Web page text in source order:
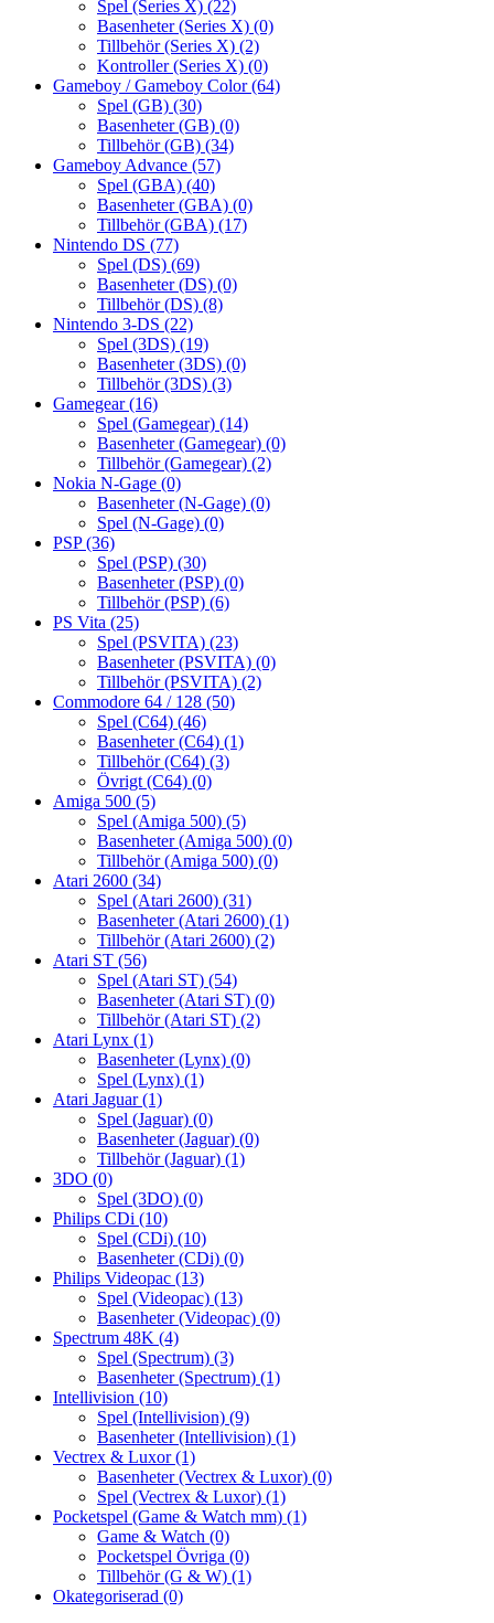
Spel (Series X) (22)
Basenheter (Series X) (0)
Tillbehör (Series X) (2)
Kontroller (Series X) (0)
Gameboy / Gameboy Color(64)
Spel (GB) (30)
Basenheter (GB) (0)
Tillbehör (GB) (34)
Gameboy Advance (57)
Spel (GBA) (40)
Basenheter (GBA) (0)
Tillbehör (GBA) (17)
Nintendo DS (77)
Spel (DS) (69)
Basenheter (DS) (0)
Tillbehör (DS) (8)
Nintendo 3-DS (22)
Spel (3DS) (19)
Basenheter (3DS) (0)
Tillbehör (3DS) (3)
Gamegear(16)
Spel (Gamegear) (14)
Basenheter (Gamegear) (0)
Tillbehör (Gamegear) (2)
Nokia N-Gage (0)
Basenheter (N-Gage) (0)
Spel (N-Gage) (0)
PSP(36)
Spel (PSP) (30)
Basenheter (PSP) (0)
Tillbehör (PSP) (6)
PS Vita (25)
Spel (PSVITA) (23)
Basenheter (PSVITA) (0)
Tillbehör (PSVITA) (2)
Commodore 64 / 128 (50)
Spel (C64) (46)
Basenheter (C64) (1)
Tillbehör (C64) (3)
Övrigt (C64) (0)
Amiga 500 (5)
Spel (Amiga 500) (5)
Basenheter (Amiga 500) (0)
Tillbehör (Amiga 500) (0)
Atari 2600 (34)
Spel (Atari 2600) (31)
Basenheter (Atari 2600) (1)
Tillbehör (Atari 2600) (2)
Atari ST (56)
Spel (Atari ST) (54)
Basenheter (Atari ST) (0)
Tillbehör (Atari ST) (2)
Atari Lynx (1)
Basenheter (Lynx) (0)
Spel (Lynx) (1)
Atari Jaguar(1)
Spel (Jaguar) (0)
Basenheter (Jaguar) (0)
Tillbehör (Jaguar) (1)
3DO (0)
Spel (3DO) (0)
Philips CDi (10)
Spel (CDi) (10)
Basenheter (CDi) (0)
Philips Videopac (13)
Spel (Videopac) (13)
Basenheter (Videopac) (0)
Spectrum 48K (4)
Spel (Spectrum) (3)
Basenheter (Spectrum) (1)
Intellivision (10)
Spel (Intellivision) (9)
Basenheter (Intellivision) (1)
Vectrex & Luxor(1)
Basenheter (Vectrex & Luxor) (0)
Spel (Vectrex & Luxor) (1)
Pocketspel (Game & Watch mm) (1)
Game & Watch (0)
Pocketspel Övriga (0)
Tillbehör (G & W) (1)
Okategoriserad (0)